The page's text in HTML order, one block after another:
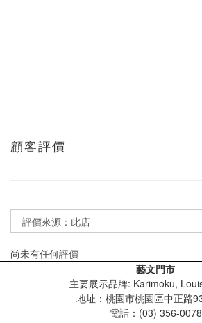
顧客評價
尚未有任何評價
藝文門市
主要展示品牌: Karimoku,
地址：桃園市桃園區中正路
電話：(03) 356-0078